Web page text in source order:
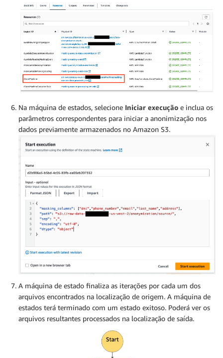
Na máquina de estados, selecione Iniciar execução e inclua os
parâmetros correspondentes para iniciar a anonimização nos
dados previamente armazenados no Amazon S3.
A máquina de estado finaliza as iterações por cada um dos
arquivos encontrados na localização de origem. A máquina de
estados terá terminado com um estado exitoso. Poderá ver os
arquivos resultantes processados na localização de saída.